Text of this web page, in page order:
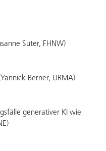
Suter, FHNW)
Berner, URMA)
generativer KI wie